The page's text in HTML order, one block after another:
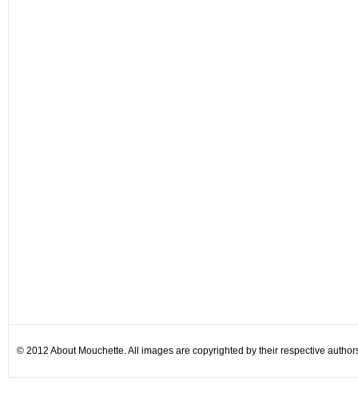
© 2012 About Mouchette. All images are copyrighted by their respective